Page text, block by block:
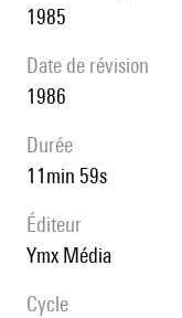
1985
date de révision
1986
durée
11min 59s
éditeur
Ymx Média
Cycle